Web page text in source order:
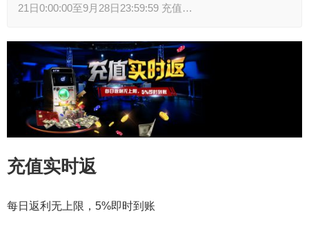
21日0:00:00至9月28日23:59:59 充值…
充值实时返
每日返利无上限，5%即时到账